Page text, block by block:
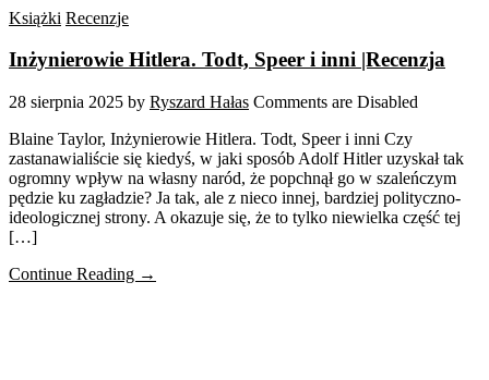
Książki Recenzje
Inżynierowie Hitlera. Todt, Speer i inni |Recenzja
28 sierpnia 2025 by Ryszard Hałas Comments are Disabled
Blaine Taylor, Inżynierowie Hitlera. Todt, Speer i inni Czy
zastanawialiście się kiedyś, w jaki sposób Adolf Hitler uzyskał tak
ogromny wpływ na własny naród, że popchnął go w szaleńczym
pędzie ku zagładzie? Ja tak, ale z nieco innej, bardziej polityczno-
ideologicznej strony. A okazuje się, że to tylko niewielka część tej
[…]
Continue Reading →